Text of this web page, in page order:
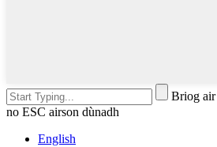
Briog air
no ESC airson dùnadh
English